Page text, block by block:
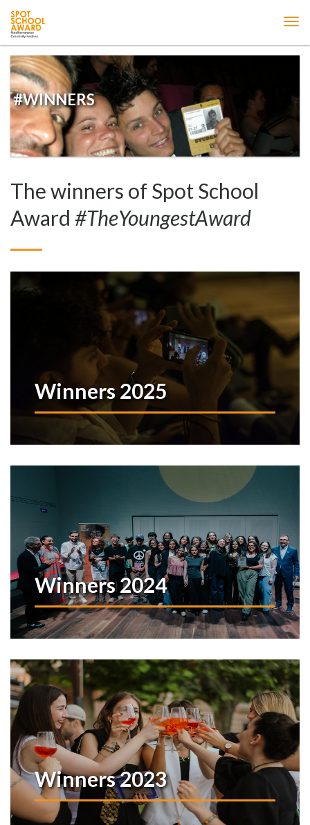
#WINNERS
The winners of Spot School
Award #TheYoungestAward
Winners 2025
Winners 2024
Winners 2023